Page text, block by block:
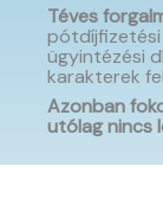
Téves
pótdíjfizetési
ügyintézési
karakterek
Azonban
utólag nincs